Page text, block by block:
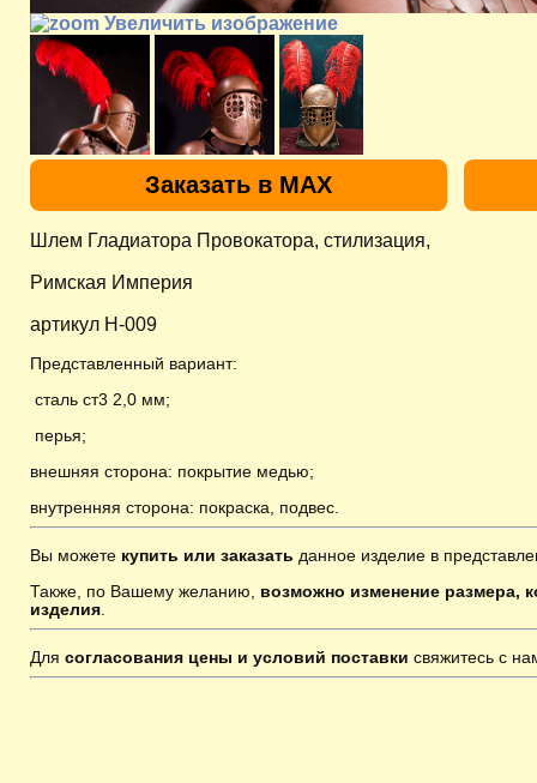
Увеличить изображение
Заказать в MAX
Шлем Гладиатора Провокатора, стилизация,
Римская Империя
артикул H-009
Представленный вариант:
сталь ст3 2,0 мм;
перья;
внешняя сторона: покрытие медью;
внутренняя сторона: покраска, подвес
Вы можете купить или заказать данное изделие в
Также, по Вашему желанию, возможно изменение размера,
изделия
Для согласования цены и условий поставки свяжитесь с